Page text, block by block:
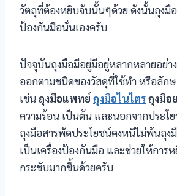
วัตถุที่ต้องหยิบจับนั้นๆด้วย ดังนั้นถุงมือ
ป้องกันมือนั่นเองครับ
ปัจจุบันถุงมือมีอยู่มีอยู่หลากหลายอย่า
ออกตามชนิดของวัสดุที่ใช้ทำ หรือลัก
เช่น ถุงมือแพทย์ ถุงมือไนไตรถุงมือ
ความร้อน เป็นต้น และนอกจากประโ
ถุงมือสารพัดประโยชน์คงหนีไม่พ้นถุง
เป็นเครื่องป้องกันมือ และช่วยให้การ
กระชับมากขึ้นด้วยครับ